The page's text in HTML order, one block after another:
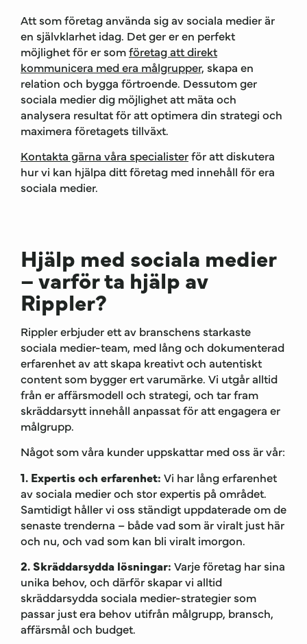
Att som företag använda sig av sociala medier är
en självklarhet idag. Det ger er en perfekt
möjlighet för er somföretag att direkt
kommunicera med era målgrupper, skapa en
relation och bygga förtroende. Dessutom ger
sociala medier dig möjlighet att mäta och
analysera resultat för att optimera din strategi och
maximera företagets tillväxt.
Kontakta gärna våra specialisterför att diskutera
hur vi kan hjälpa ditt företag med innehåll för era
sociala medier.
Hjälp med sociala medier
– varför ta hjälp av
Rippler?
Rippler erbjuder ett av branschens starkaste
sociala medier-team, med lång och dokumenterad
erfarenhet av att skapa kreativt och autentiskt
content som bygger ert varumärke. Vi utgår alltid
från er affärsmodell och strategi, och tar fram
skräddarsytt innehåll anpassat för att engagera er
målgrupp.
Något som våra kunder uppskattar med oss är vår:
1. Expertis och erfarenhet: Vi har lång erfarenhet
av sociala medier och stor expertis på området.
Samtidigt håller vi oss ständigt uppdaterade om de
senaste trenderna – både vad som är viralt just här
och nu, och vad som kan bli viralt imorgon.
2. Skräddarsydda lösningar: Varje företag har sina
unika behov, och därför skapar vi alltid
skräddarsydda sociala medier-strategier som
passar just era behov utifrån målgrupp, bransch,
affärsmål och budget.